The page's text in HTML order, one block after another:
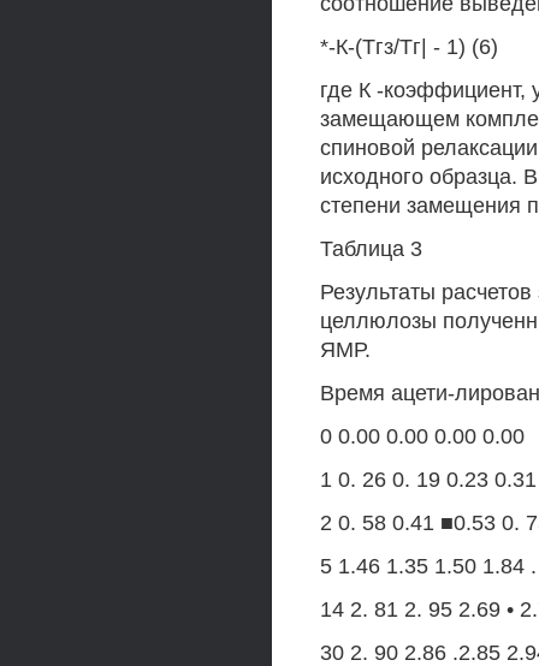
*-К-(Тгз/Тг| - 1) (6)
где К -коэффициент,
замещающем
спиновой
исходного образца.
степени замещения
Таблица 3
Результаты
целлюлозы
ЯМР.
Время ацети-
0 0.00 0.00 0.00 0.00
1 0. 26 0. 19 0.23 0.31
2 0. 58 0.41 ■0.53 0.
5 1.46 1.35 1.50 1.84 .
14 2. 81 2. 95 2.69 •
30 2. 90 2.86 .2.85